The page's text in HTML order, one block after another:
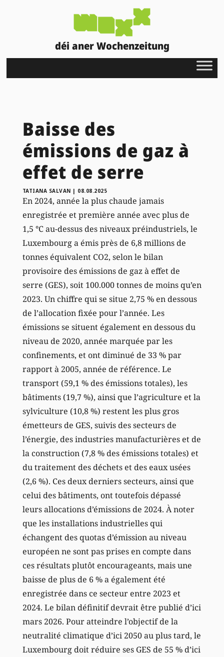
déi aner Wochenzeitung
Baisse des
émissions de gaz à
effet de serre
TATIANA SALVAN | 08.08.2025
En 2024, année la plus chaude jamais
enregistrée et première année avec plus de
1,5 °C au-dessus des niveaux préindustriels, le
Luxembourg a émis près de 6,8 millions de
tonnes équivalent CO2, selon le bilan
provisoire des émissions de gaz à effet de
serre (GES), soit 100.000 tonnes de moins qu’en
2023. Un chiffre qui se situe 2,75 % en dessous
de l’allocation fixée pour l’année. Les
émissions se situent également en dessous du
niveau de 2020, année marquée par les
confinements, et ont diminué de 33 % par
rapport à 2005, année de référence. Le
transport (59,1 % des émissions totales), les
bâtiments (19,7 %), ainsi que l’agriculture et la
sylviculture (10,8 %) restent les plus gros
émetteurs de GES, suivis des secteurs de
l’énergie, des industries manufacturières et de
la construction (7,8 % des émissions totales) et
du traitement des déchets et des eaux usées
(2,6 %). Ces deux derniers secteurs, ainsi que
celui des bâtiments, ont toutefois dépassé
leurs allocations d’émissions de 2024. À noter
que les installations industrielles qui
échangent des quotas d’émission au niveau
européen ne sont pas prises en compte dans
ces résultats plutôt encourageants, mais une
baisse de plus de 6 % a également été
enregistrée dans ce secteur entre 2023 et
2024. Le bilan définitif devrait être publié d’ici
mars 2026. Pour atteindre l’objectif de la
neutralité climatique d’ici 2050 au plus tard, le
Luxembourg doit réduire ses GES de 55 % d’ici